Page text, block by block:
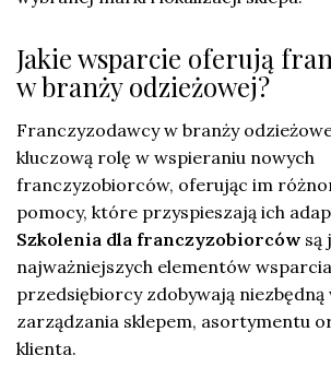
Jakie wsparcie oferują
w branży odzieżowej?
Franczyzodawcy w branży
kluczową rolę w wspieraniu nowych
franczyzobiorców, oferując im
pomocy, które przyspieszają ich
Szkolenia dla franczyzobiorców są
najważniejszych elementów
przedsiębiorcy zdobywają
zarządzania sklepem, asortymentu
klienta.